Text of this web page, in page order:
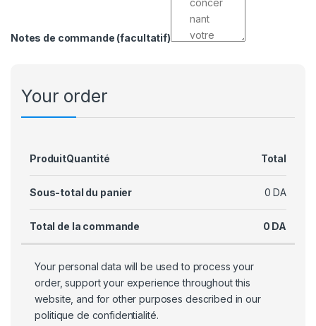
Notes de commande (facultatif)
Your order
ProduitQuantité Total
Sous-total du panier 0 DA
Total de la commande 0 DA
Your personal data will be used to process your
order, support your experience throughout this
website, and for other purposes described in our
politique de confidentialité.